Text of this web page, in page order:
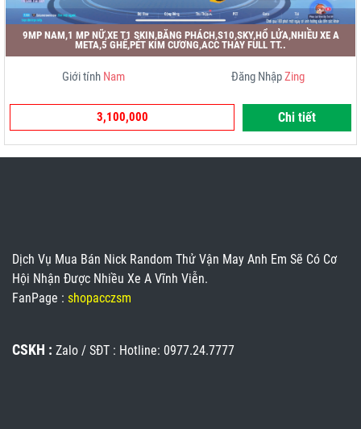
9MP NAM,1 MP NỮ,XE T1 SKIN,BĂNG PHÁCH,S10,SKY,HỔ LỬA,NHIỀU XE A
META,5 GHẾ,PÉT KIM CƯƠNG,ACC THAY FULL TT..
Giới tính Nam Đăng NhậpZing
3,100,000 Chi tiết
Dịch Vụ Mua Bán Nick Random Thử Vận May Anh Em Sẽ Có Cơ
Hội Nhận Được Nhiều Xe A Vĩnh Viễn.
FanPage : shopacczsm
CSKH : Zalo / SĐT : Hotline: 0977.24.7777